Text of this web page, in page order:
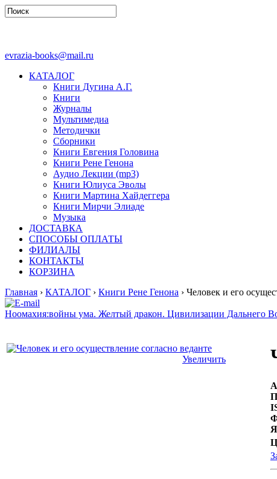
evrazia-books@mail.ru
КАТАЛОГ
Книги Дугина А.Г.
Книги
Журналы
Мультимедиа
Методички
Сборники
Книги Евгения Головина
Книги Рене Генона
Аудио Лекции (mp3)
Книги Юлиуса Эволы
Книги Мартина Хайдеггера
Книги Мирчи Элиаде
Музыка
ДОСТАВКА
СПОСОБЫ ОПЛАТЫ
ФИЛИАЛЫ
КОНТАКТЫ
КОРЗИНА
Главная › КАТАЛОГ › Книги Рене Генона › Человек и его
Ноомахия:войны ума. Желтый дракон. Цивилизации Дальнего
Увеличить